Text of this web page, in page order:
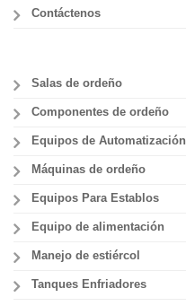
Contáctenos
Salas de ordeño
Componentes de ordeño
Equipos de Automatización
Máquinas de ordeño
Equipos Para Establos
Equipo de alimentación
Manejo de estiércol
Tanques Enfriadores